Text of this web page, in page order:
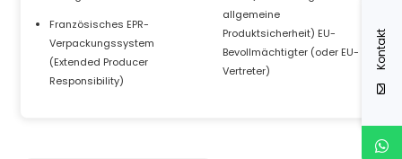
Französisches EPR-
Verpackungssystem
(Extended Producer
Responsibility)
allgemeine
Produktsicherheit) EU-
Bevollmächtigter (oder EU-
Vertreter)
Kontakt